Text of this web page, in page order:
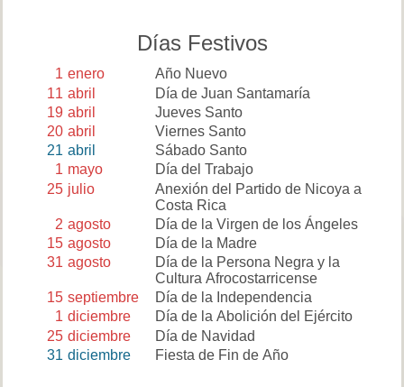
Días Festivos
1 enero
Año Nuevo
11 abril
Día de Juan Santamaría
19 abril
Jueves Santo
20 abril
Viernes Santo
21 abril
Sábado Santo
1 mayo
Día del Trabajo
25 julio
Anexión del Partido de Nicoya a
Costa Rica
2 agosto
Día de la Virgen de los Ángeles
15 agosto
Día de la Madre
31 agosto
Día de la Persona Negra y la
Cultura Afrocostarricense
15 septiembre
Día de la Independencia
1 diciembre
Día de la Abolición del Ejército
25 diciembre
Día de Navidad
31 diciembre Fiesta de Fin de Año